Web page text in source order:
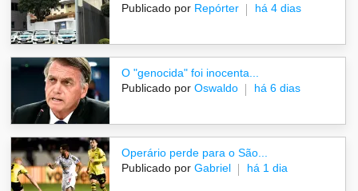
Publicado por Repórter há 4 dias
O "genocida" foi inocenta...
Publicado por Oswaldo há 6 dias
Operário perde para o São...
Publicado por Gabriel há 1 dia